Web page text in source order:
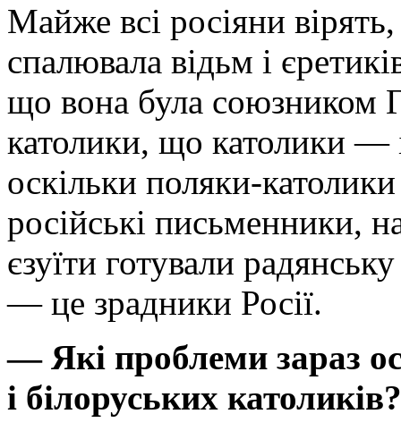
Майже всі росіяни
спалювала відьм і
що вона була союзником
католики, що католики —
оскільки поляки-
російські письменники,
єзуїти готували
— це зрадники Росії.
— Які проблеми зараз
і білоруських католиків?